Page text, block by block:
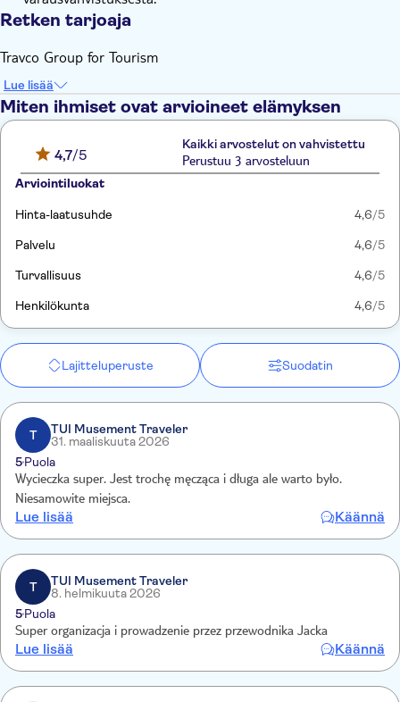
Retken tarjoaja
Travco Group for Tourism
Lue lisää
Miten ihmiset ovat arvioineet elämyksen
4,7/5
Kaikki arvostelut on vahvistettu
Perustuu 3 arvosteluun
Arviointiluokat
Hinta-laatusuhde 4,6/5
Palvelu 4,6/5
Turvallisuus 4,6/5
Henkilökunta 4,6/5
Lajitteluperuste Suodatin
T
TUI Musement Traveler
31. maaliskuuta 2026
5Puola
Wycieczka super. Jest trochę męcząca i długa ale warto było.
Niesamowite miejsca.
Lue lisää Käännä
T
TUI Musement Traveler
8. helmikuuta 2026
5Puola
Super organizacja i prowadzenie przez przewodnika Jacka
Lue lisää Käännä